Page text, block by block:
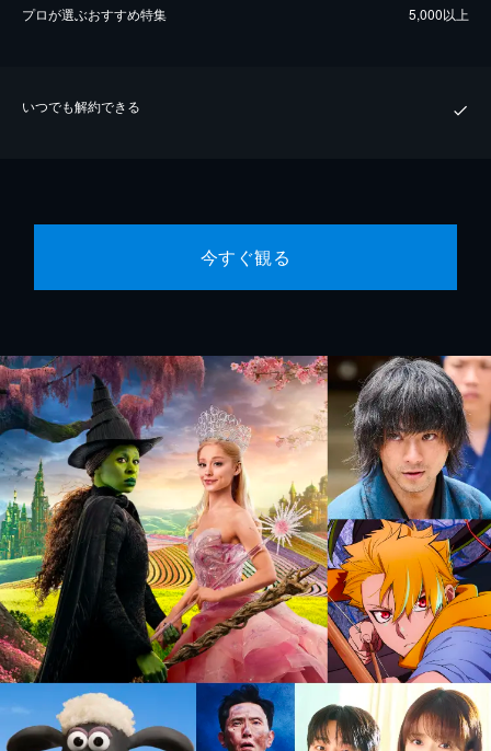
プロが選ぶおすすめ特集 5,000以上
いつでも解約できる
今すぐ観る